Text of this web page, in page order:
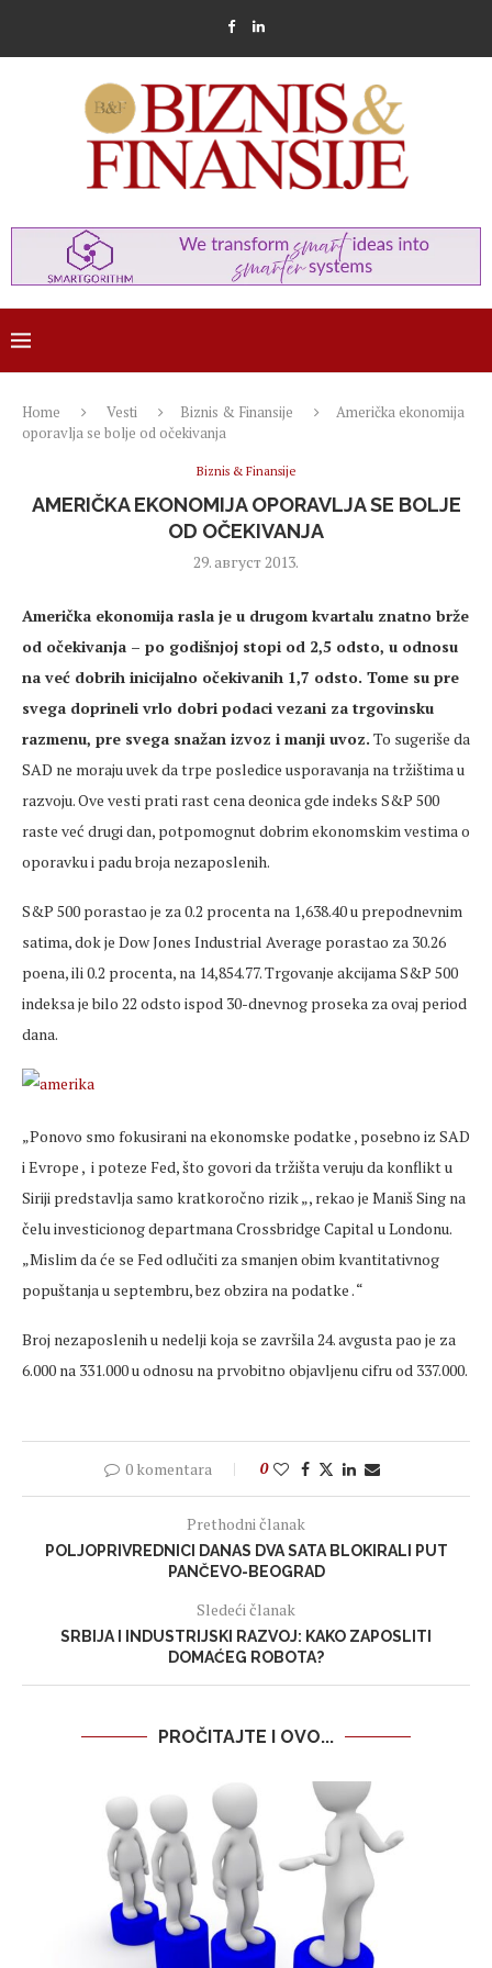
Home Vesti Biznis & Finansije
Američka ekonomija
oporavlja se bolje od očekivanja
Biznis & Finansije
AMERIČKA EKONOMIJA OPORAVLJA SE BOLJE
OD OČEKIVANJA
29. август 2013.
Američka ekonomija rasla je u drugom kvartalu znatno brže
od očekivanja – po godišnjoj stopi od 2,5 odsto, u odnosu
na već dobrih inicijalno očekivanih 1,7 odsto. Tome su pre
svega doprineli vrlo dobri podaci vezani za trgovinsku
razmenu, pre svega snažan izvoz i manji uvoz. To sugeriše da
SAD ne moraju uvek da trpe posledice usporavanja na tržištima u
razvoju. Ove vesti prati rast cena deonica gde indeks S&P 500
raste već drugi dan, potpomognut dobrim ekonomskim vestima o
oporavku i padu broja nezaposlenih.
S&P 500 porastao je za 0.2 procenta na 1,638.40 u prepodnevnim
satima, dok je Dow Jones Industrial Average porastao za 30.26
poena, ili 0.2 procenta, na 14,854.77. Trgovanje akcijama S&P 500
indeksa je bilo 22 odsto ispod 30-dnevnog proseka za ovaj period
dana.
„Ponovo smo fokusirani na ekonomske podatke , posebno iz SAD
i Evrope , i poteze Fed, što govori da tržišta veruju da konflikt u
Siriji predstavlja samo kratkoročno rizik „, rekao je Maniš Sing na
čelu investicionog departmana Crossbridge Capital u Londonu.
„Mislim da će se Fed odlučiti za smanjen obim kvantitativnog
popuštanja u septembru, bez obzira na podatke . “
Broj nezaposlenih u nedelji koja se završila 24. avgusta pao je za
6.000 na 331.000 u odnosu na prvobitno objavljenu cifru od 337.000.
0 komentara 0
Prethodni članak
POLJOPRIVREDNICI DANAS DVA SATA BLOKIRALI PUT
PANČEVO-BEOGRAD
Sledeći članak
SRBIJA I INDUSTRIJSKI RAZVOJ: KAKO ZAPOSLITI
DOMAĆEG ROBOTA?
PROČITAJTE I OVO...